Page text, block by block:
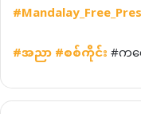
#အညာ#စစ်ကိုင်း#ကလ